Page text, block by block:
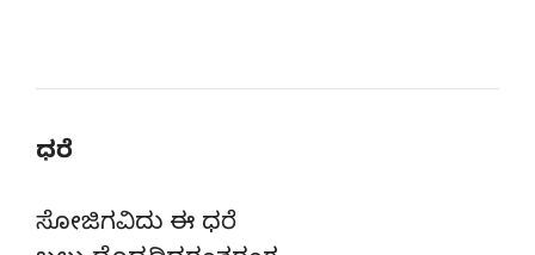
ಧರೆ
ಸೋಜಿಗವಿದು ಈ ಧರೆ